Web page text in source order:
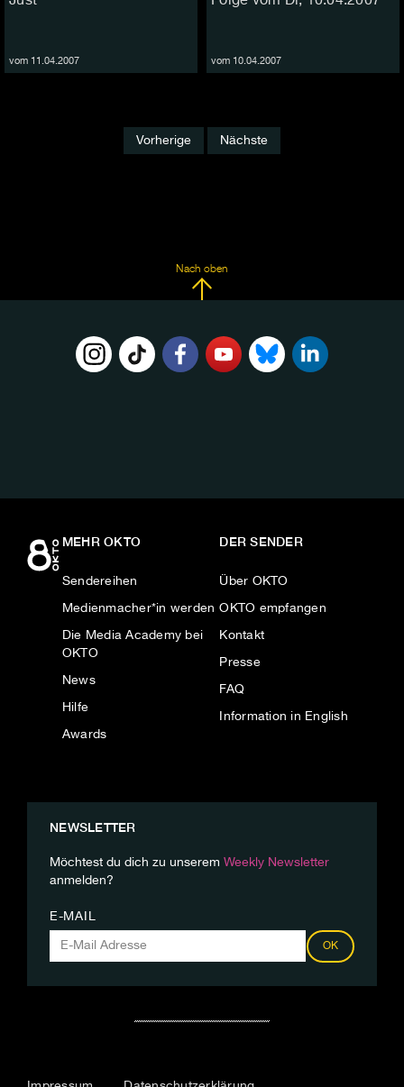
vom 11.04.2007 vom 10.04.2007
Vorherige Nächste
Nach oben
MEHR OKTO
Sendereihen
Medienmacher*in werden
Die Media Academy bei
OKTO
News
Hilfe
Awards
DER SENDER
Über OKTO
OKTO empfangen
Kontakt
Presse
FAQ
Information in English
NEWSLETTER
Möchtest du dich zu unserem Weekly Newsletter
anmelden?
E-MAIL
OK